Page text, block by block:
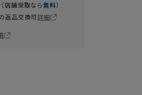
店舗受取なら無料）
返品交換可詳細